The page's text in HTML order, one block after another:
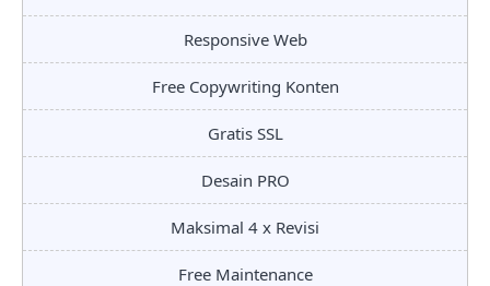
Responsive Web
Free Copywriting Konten
Gratis SSL
Desain PRO
Maksimal 4 x Revisi
Free Maintenance